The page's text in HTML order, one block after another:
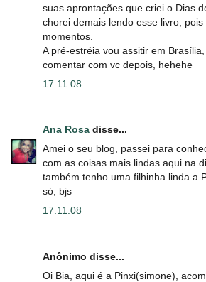
suas aprontações que criei o Dias
chorei demais lendo esse livro,
momentos.
A pré-estréia vou assitir em
comentar com vc depois, hehehe
17.11.08
Ana Rosa disse...
Amei o seu blog, passei para
com as coisas mais lindas aqui na
também tenho uma filhinha linda a
só, bjs
17.11.08
Anônimo disse...
Oi Bia, aqui é a Pinxi(simone),